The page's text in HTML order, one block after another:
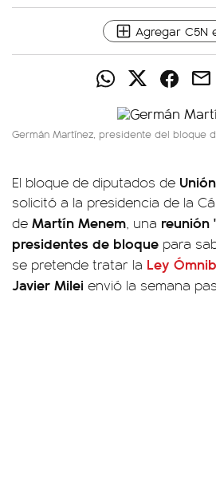
Agregar C5N
Germán Martínez, presidente del bloque
El bloque de diputados de
solicitó a la presidencia de la
de Martín Menem, una reunión
presidentes de bloque para
se pretende tratar la Ley
Javier Milei envió la semana